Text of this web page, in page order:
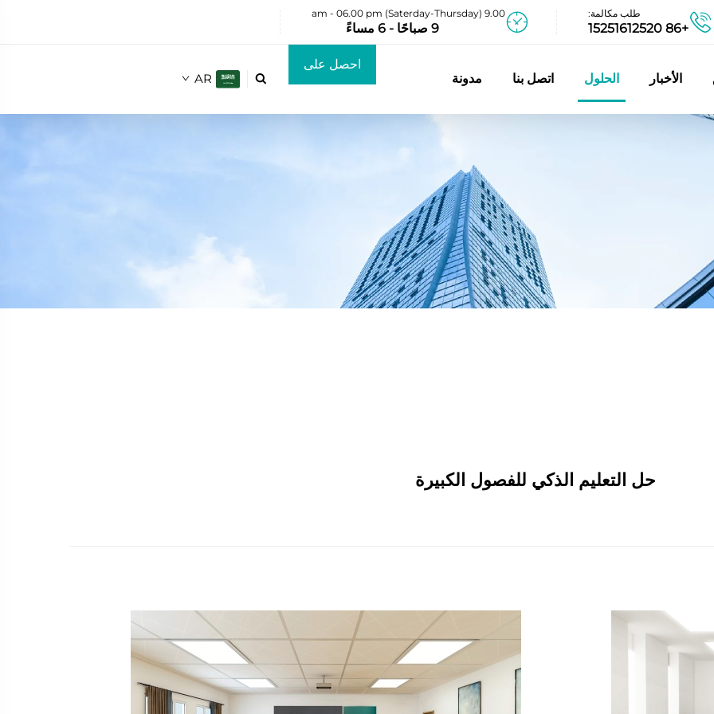
طلب مكالمة:
+86 15251612520
9.00 am - 06.00 pm (Saterday-Thursday)
9 صباحًا - 6 مساءً
الأخبار الحلول اتصل بنا مدونة
احصل على

AR
حل التعليم الذكي للفصول الكبيرة